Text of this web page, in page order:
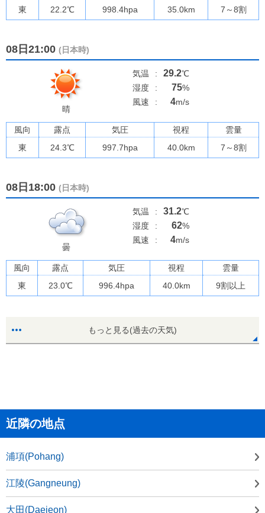
東
22.2℃ 998.4hpa 35.0km 7～8割
08日21:00 (日本時)
晴
気温 : 29.2℃
湿度
: 75%
風速
: 4m/s
風向 露点 気圧 視程
雲量
東
24.3℃ 997.7hpa 40.0km 7～8割
08日18:00 (日本時)
曇
気温 : 31.2℃
湿度
: 62%
風速
: 4m/s
風向 露点 気圧 視程
雲量
東
23.0℃ 996.4hpa 40.0km 9割以上
もっと見る(過去の天気)
近隣の地点
浦項(Pohang)
江陵(Gangneung)
大田(Daejeon)